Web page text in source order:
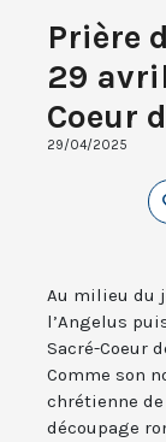
Prière
29
Coeur
29/04/2025
Au milieu du
l’Angelus
Sacré-Coeur
Comme son
chrétienne
découpage